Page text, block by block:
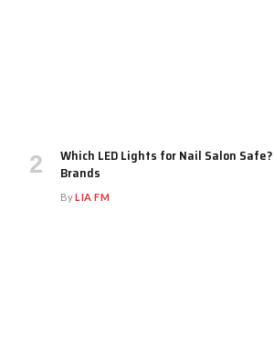
Which LED Lights for Nail Salon
Brands
ByLIA FM